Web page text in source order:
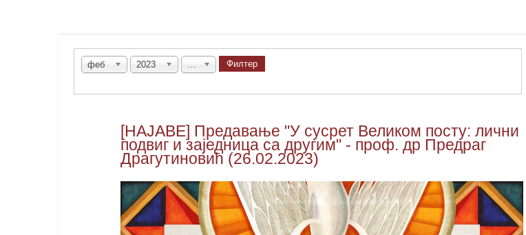
феб 2023 Филтер
[НАЈАВЕ] Предавање "У сусрет Великом посту: лични
подвиг и заједница са другим" - проф. др Предраг
Драгутиновић (26.02.2023)